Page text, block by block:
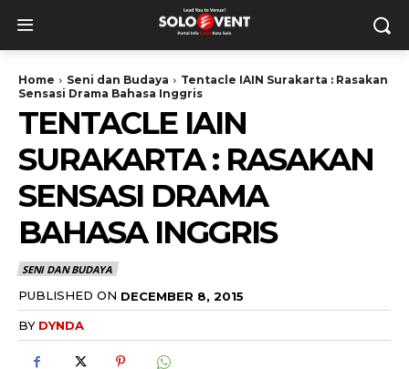
Home Seni dan Budaya
Tentacle IAIN Surakarta : Rasakan
Sensasi Drama Bahasa Inggris
TENTACLE IAIN
SURAKARTA : RASAKAN
SENSASI DRAMA
BAHASA INGGRIS
SENI DAN BUDAYA
PUBLISHED ON DECEMBER 8, 2015
BY DYNDA